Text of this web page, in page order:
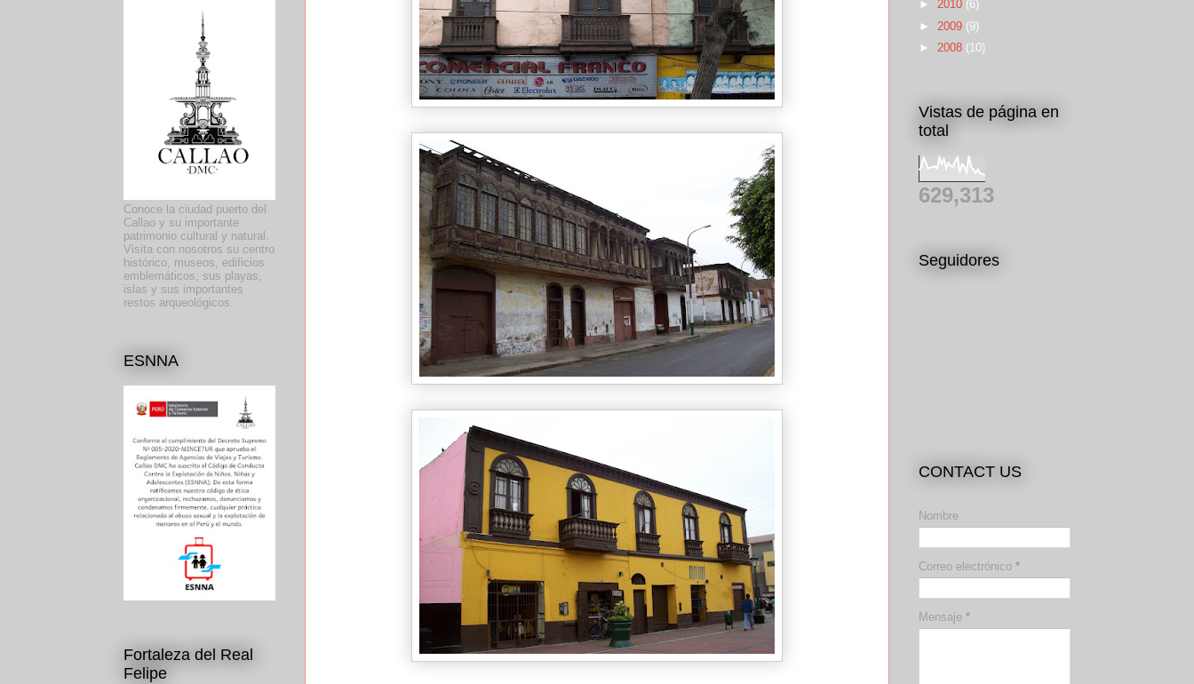
Conoce la ciudad puerto del
Callao y su importante
patrimonio cultural y natural.
Visita con nosotros su centro
histórico, museos, edificios
emblemáticos, sus playas,
islas y sus importantes
restos arqueológicos.
ESNNA
Fortaleza del Real
Felipe
► 2010 (6)
► 2009 (9)
► 2008 (10)
Vistas de página en
total
629,313
Seguidores
CONTACT US
Nombre
Correo electrónico *
Mensaje *